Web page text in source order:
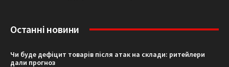
Останні новини
Чи буде дефіцит товарів після атак на склади: ритейлери
дали прогноз